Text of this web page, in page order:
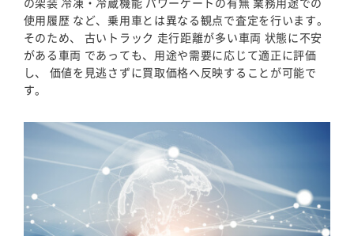
使用履歴 など、乗用車とは異なる観点で査定を行います。
そのため、 古いトラック 走行距離が多い車両 状態に不安
がある車両 であっても、用途や需要に応じて適正に評価
し、 価値を見逃さずに買取価格へ反映することが可能で
す。